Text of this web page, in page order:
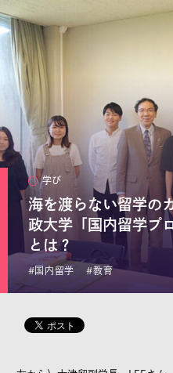
リクエスト
本サイトで記事として取り
リクエストすることができま
日常の素朴な疑問から、「
大の○○な情報をもっと知り
でもご自由にご投稿ください
※全てのリクエストにお応え
海を渡らない留学の
政大学「国内留学プ
とは？
学び
#国内留学 #教育